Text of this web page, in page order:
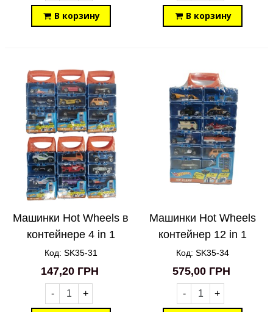
В корзину В корзину
Машинки Hot Wheels в
контейнере 4 in 1
SK35-31
Код: SK35-31
147,20 ГРН
- +
Машинки Hot Wheels
контейнер 12 in 1
SK35-34
Код: SK35-34
575,00 ГРН
- +